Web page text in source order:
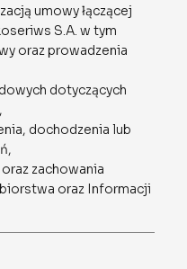
umowy łączącej
S.A. w tym
oraz prowadzenia
dotyczących
dochodzenia lub
zachowania
oraz Informacji